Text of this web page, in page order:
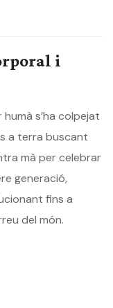
i
s’ha colpejat
a terra buscant
mà per celebrar
generació,
fins a
del món.